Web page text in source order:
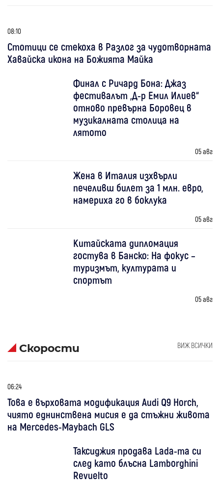
08:10
Стотици се стекоха в Разлог за чудотворната
Хавайска икона на Божията Майка
Финал с Ричард Бона: Джаз
фестивалът „Д-р Емил Илиев“
отново превърна Боровец в
музикалната столица на
лятото
05 авг
Жена в Италия изхвърли
печеливш билет за 1 млн. евро,
намериха го в боклука
05 авг
Китайската дипломация
гостува в Банско: На фокус –
туризмът, културата и
спортът
05 авг
Скорости ВИЖ ВСИЧКИ
06:24
Това е върховата модификация Audi Q9 Horch,
чиято еднинствена мисия е да стъжни живота
на Mercedes-Maybach GLS
Таксиджия продава Lada-та си
след като блъсна Lamborghini
Revuelto